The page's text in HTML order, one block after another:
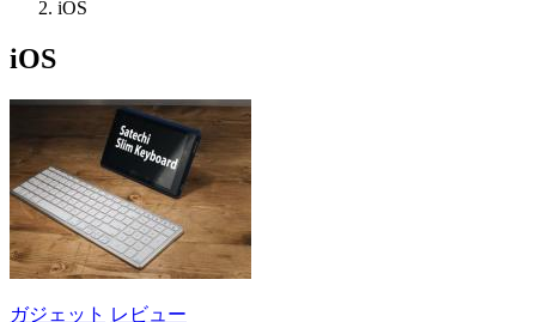
iOS
iOS
ガジェット レビュー